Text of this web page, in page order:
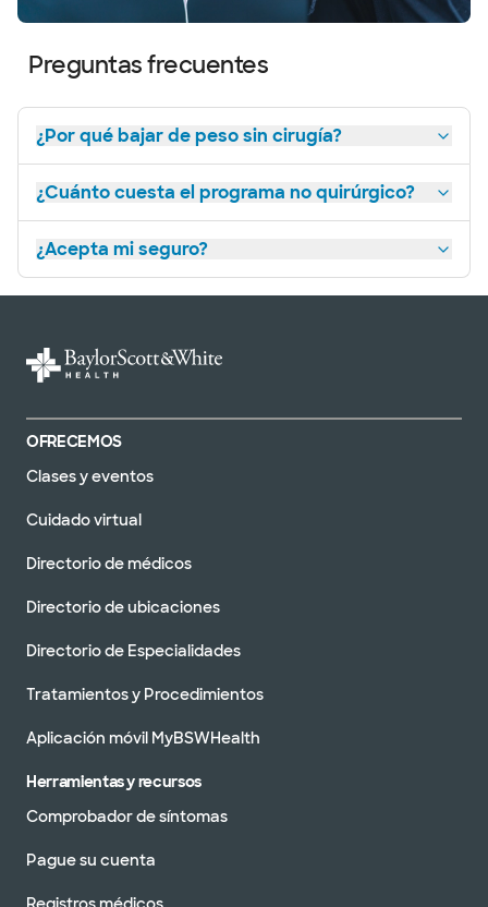
Preguntas frecuentes
¿Por qué bajar de peso sin cirugía?
¿Cuánto cuesta el programa no quirúrgico?
¿Acepta mi seguro?
OFRECEMOS
Clases y eventos
Cuidado virtual
Directorio de médicos
Directorio de ubicaciones
Directorio de Especialidades
Tratamientos y Procedimientos
Aplicación móvil MyBSWHealth
Herramientas y recursos
Comprobador de síntomas
Pague su cuenta